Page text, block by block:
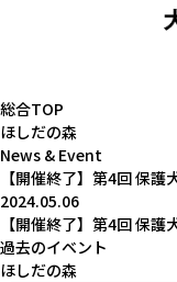
総合TOP
ほしだの森
News & Event
【開催終了】第4回 保
2024.05.06
【開催終了】第4回 保
過去のイベント
ほしだの森